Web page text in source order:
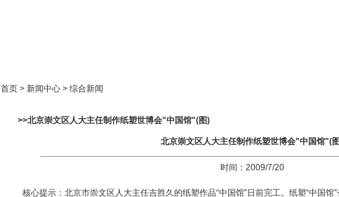
首页 > 新闻中心 > 综合新闻
>>北京崇文区人大主任制作纸塑世博会"中国馆"(图)
北京崇文区人大主任制作纸塑世博会"中国馆"(
时间：2009/7/20
核心提示：北京市崇文区人大主任吉胜久的纸塑作品“中国馆”日前完工。纸塑“中国